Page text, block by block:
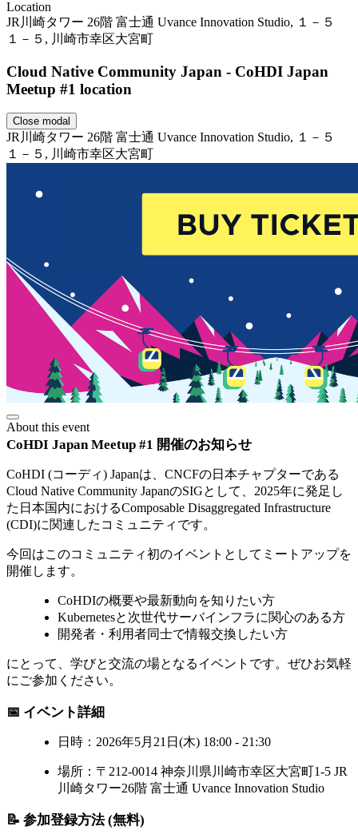
Location
JR川崎タワー 26階 富士通 Uvance Innovation Studio, １－５
１－５, 川崎市幸区大宮町
Cloud Native Community Japan - CoHDI Japan
Meetup #1 location
Close modal
JR川崎タワー 26階 富士通 Uvance Innovation Studio, １－５
１－５, 川崎市幸区大宮町
About this event
CoHDI Japan Meetup #1 開催のお知らせ
CoHDI (コーディ) Japanは、CNCFの日本チャプターである
Cloud Native Community JapanのSIGとして、2025年に発足し
た日本国内におけるComposable Disaggregated Infrastructure
(CDI)に関連したコミュニティです。
今回はこのコミュニティ初のイベントとしてミートアップを
開催します。
CoHDIの概要や最新動向を知りたい方
Kubernetesと次世代サーバインフラに関心のある方
開発者・利用者同士で情報交換したい方
にとって、学びと交流の場となるイベントです。ぜひお気軽
にご参加ください。
📅 イベント詳細
日時：2026年5月21日(木) 18:00 - 21:30
場所：〒212-0014 神奈川県川崎市幸区大宮町1-5 JR
川崎タワー26階 富士通 Uvance Innovation Studio
📝 参加登録方法 (無料)